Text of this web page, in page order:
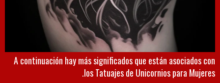
A continuación hay más significados que están asociados con
los Tatuajes de Unicornios para Mujeres.